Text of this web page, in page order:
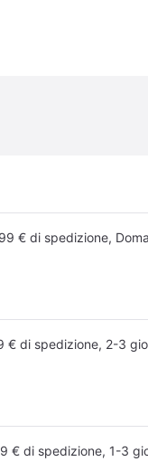
€ di spedizione,
€ di spedizione, 2-3
€ di spedizione, 1-3